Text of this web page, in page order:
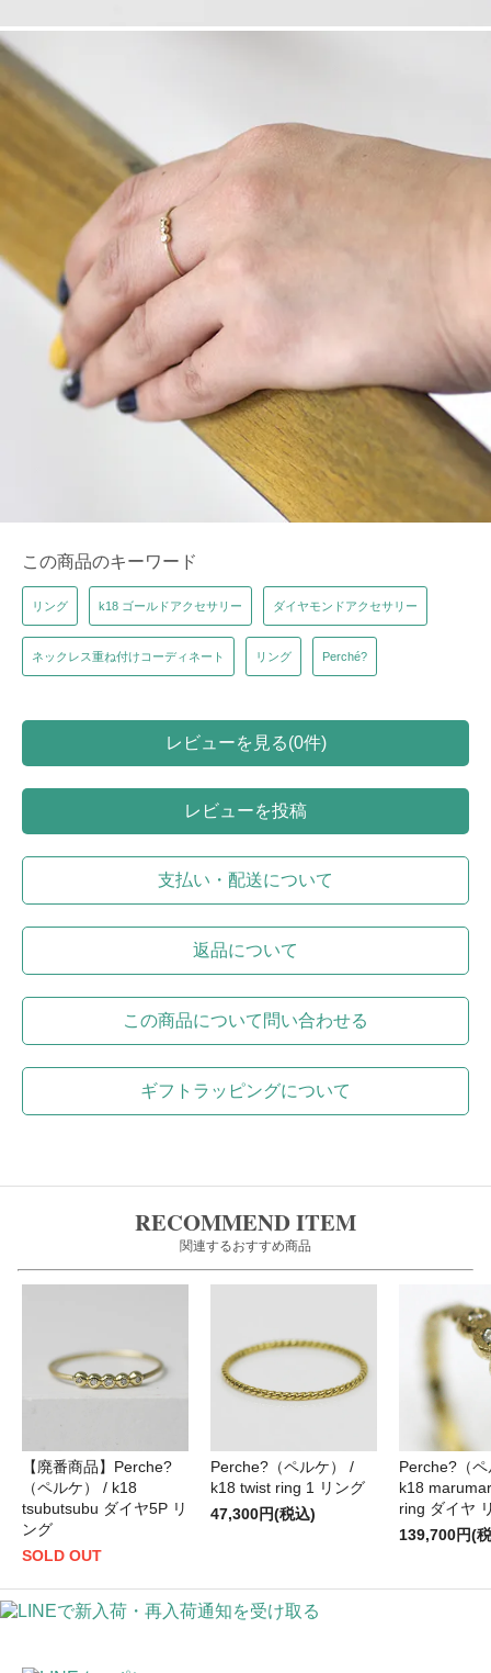
この商品のキーワード
リング k18 ゴールドアクセサリー ダイヤモンドアクセサリー
ネックレス重ね付けコーディネート リング Perché?
レビューを見る(0件)
レビューを投稿
支払い・配送について
返品について
この商品について問い合わせる
ギフトラッピングについて
RECOMMEND ITEM
関連するおすすめ商品
【廃番商品】Perche?
（ペルケ） / k18
tsubutsubu ダイヤ5P リ
ング
SOLD OUT
Perche?（ペルケ） /
k18 twist ring 1 リング
47,300円(税込)
Perche?（
k18
ring ダイヤ
139,700円(